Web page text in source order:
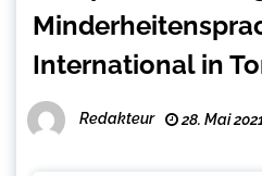
International in
Redakteur 28. Mai